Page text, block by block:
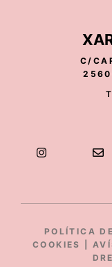
C/
POLÍTICA
COOKIES